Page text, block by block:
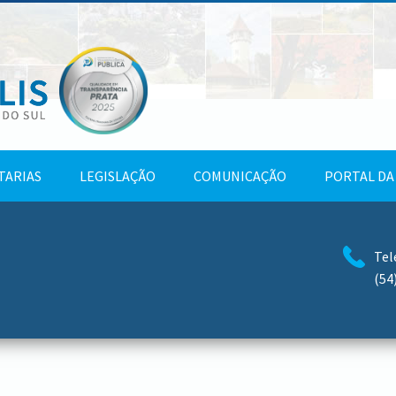
LEGISLAÇÃO COMUNICAÇÃO PORTAL